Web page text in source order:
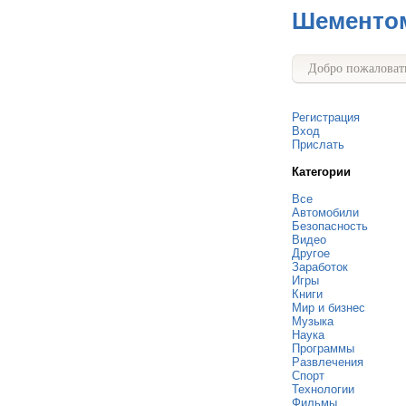
Добро
Регистрация
Вход
Прислать
Категории
Все
Автомобили
Безопасность
Видео
Другое
Заработок
Игры
Книги
Мир и бизнес
Музыка
Наука
Программы
Развлечения
Спорт
Технологии
Фильмы